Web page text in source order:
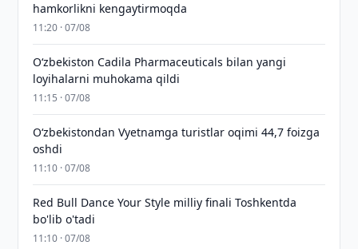
hamkorlikni kengaytirmoqda
11:20 · 07/08
Oʻzbekiston Cadila Pharmaceuticals bilan yangi
loyihalarni muhokama qildi
11:15 · 07/08
O‘zbekistondan Vyetnamga turistlar oqimi 44,7 foizga
oshdi
11:10 · 07/08
Red Bull Dance Your Style milliy finali Toshkentda
bo'lib o'tadi
11:10 · 07/08